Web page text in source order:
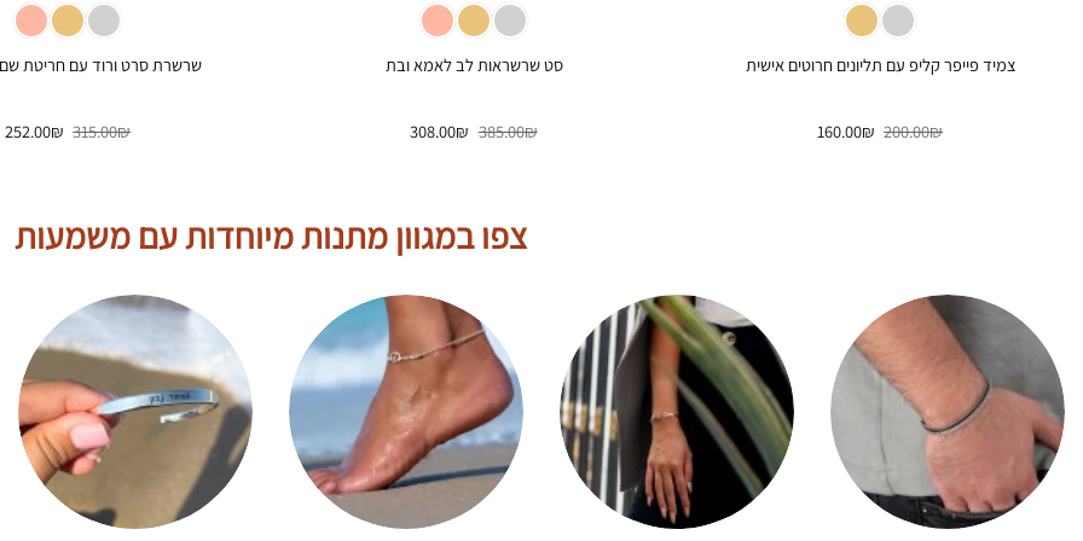
צמיד פייפר קליפ עם תליונים חרוטים אישית
200.00₪ המחיר
המקורי
160.00₪
סט שרשראות לב לאמא ובת
385.00₪ המחיר
המקורי
308.00₪ המחיר
שרשרת סרט ורוד עם חריטת שם
315.00₪ המחיר
המקורי
252.00₪
צפו במגוון מתנות מיוחדות עם משמעות